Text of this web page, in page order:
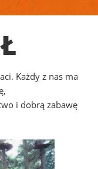
Każdy z nas ma
i dobrą zabawę